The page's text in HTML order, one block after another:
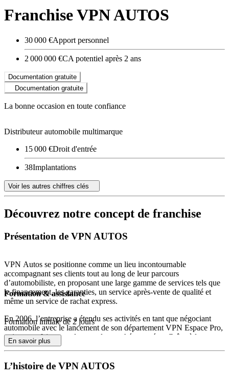
Franchise VPN AUTOS
30 000 €Apport personnel
2 000 000 €CA potentiel après 2 ans
Documentation gratuite
Documentation gratuite
La bonne occasion en toute confiance
Distributeur automobile multimarque
15 000 €Droit d'entrée
38Implantations
Voir les autres chiffres clés
Découvrez notre concept de franchise
Présentation de VPN AUTOS
VPN Autos se positionne comme un lieu incontournable
accompagnant ses clients tout au long de leur parcours
d’automobiliste, en proposant une large gamme de services tels que
le financement, les garanties, un service après-vente de qualité et
même un service de rachat express.
En 2006, l’entreprise a étendu ses activités en tant que négociant
automobile avec le lancement de son département VPN Espace Pro,
qui a su se faire une place sur le marché européen. Grâce à la
puissance de sa centrale d’achats, VPN Autos offre à ses clients un
extrêmement compétitifs, permettant ainsi des opportunités de ventes
Formation & assistance
Formation initiale de 2 jours
En savoir plus
L’histoire de VPN AUTOS